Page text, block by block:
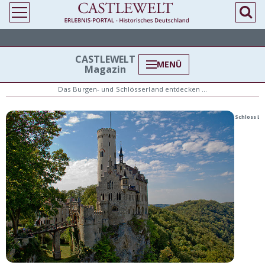
> Burgen und Schlösser
Das Burgen- und Schlösserland entdecken …
Schloss
CASTLEWELT
Magazin MENÜ